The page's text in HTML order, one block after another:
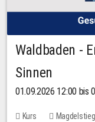
Waldbaden -
Sinnen
01.09.2026 12:00 bis
Kurs